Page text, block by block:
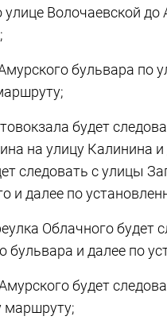
Волочаевской до
бульвара по
будет
на улицу Калинина
следовать с улицы
и далее по
Облачного будет
бульвара и далее по
будет
маршруту;